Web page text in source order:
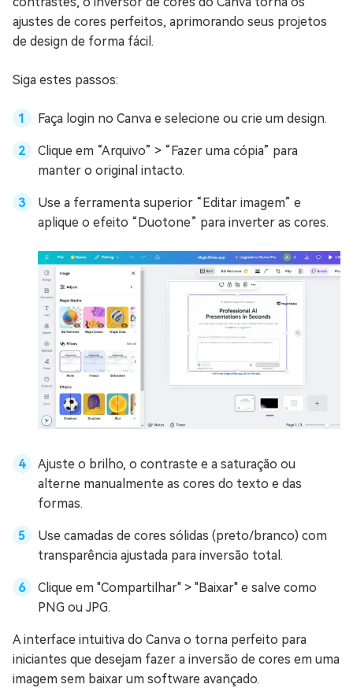
ajustes de cores perfeitos, aprimorando seus projetos
de design de forma fácil.
Siga estes passos:
Faça login no Canva e selecione ou crie um design.
Clique em “Arquivo” > “Fazer uma cópia” para
manter o original intacto.
Use a ferramenta superior “Editar imagem” e
aplique o efeito “Duotone” para inverter as cores.
Ajuste o brilho, o contraste e a saturação ou
alterne manualmente as cores do texto e das
formas.
Use camadas de cores sólidas (preto/branco) com
transparência ajustada para inversão total.
Clique em "Compartilhar" > "Baixar" e salve como
PNG ou JPG.
A interface intuitiva do Canva o torna perfeito para
iniciantes que desejam fazer a inversão de cores em uma
imagem sem baixar um software avançado.